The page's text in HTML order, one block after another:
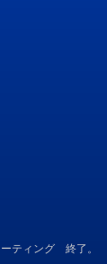
ティング 終了。